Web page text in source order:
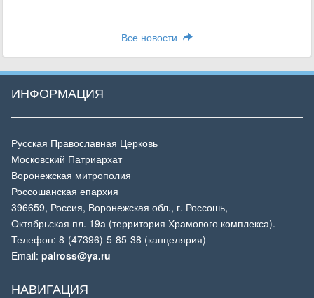
Все новости
ИНФОРМАЦИЯ
Русская Православная Церковь
Московский Патриархат
Воронежская митрополия
Россошанская епархия
396659, Россия, Воронежская обл., г. Россошь,
Октябрьская пл. 19а (территория Храмового комплекса).
Телефон: 8-(47396)-5-85-38 (канцелярия)
Email: palross@ya.ru
НАВИГАЦИЯ